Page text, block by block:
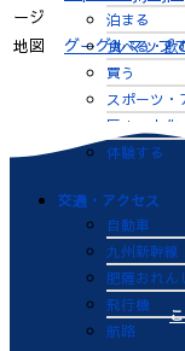
泊まる
食べる・飲
買う
スポーツ・
歴史・文化
体験する
交通・アクセス
自動車
九州新幹線
肥薩おれん
飛行機
航路
ージ
地図 グーグルマップ